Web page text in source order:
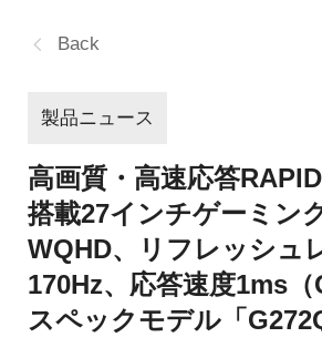
Back
製品ニュース
高画質・高速応答
搭載27インチゲーミン
WQHD、リフレッシュ
170Hz、応答速度1ms
スペックモデル「